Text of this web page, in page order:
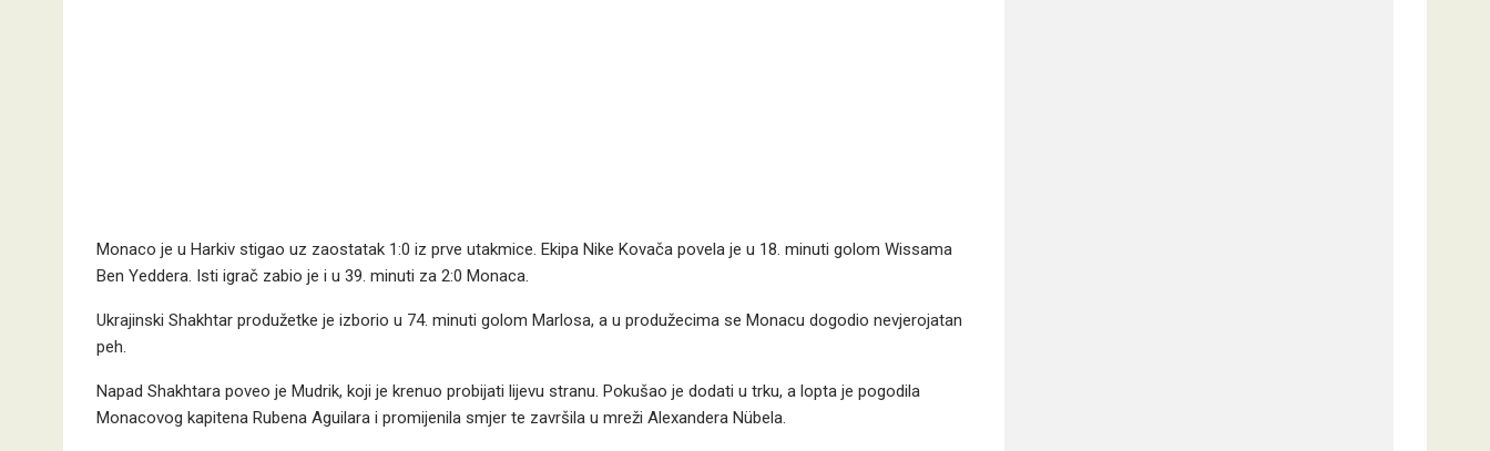
Monaco je u Harkiv stigao uz zaostatak 1:0 iz prve utakmice. Ekipa Nike Kovača povela je u 18. minuti golom Wissama
Ben Yeddera. Isti igrač zabio je i u 39. minuti za 2:0 Monaca.
Ukrajinski Shakhtar produžetke je izborio u 74. minuti golom Marlosa, a u produžecima se Monacu dogodio nevjerojatan
peh.
Napad Shakhtara poveo je Mudrik, koji je krenuo probijati lijevu stranu. Pokušao je dodati u trku, a lopta je pogodila
Monacovog kapitena Rubena Aguilara i promijenila smjer te završila u mreži Alexandera Nübela.